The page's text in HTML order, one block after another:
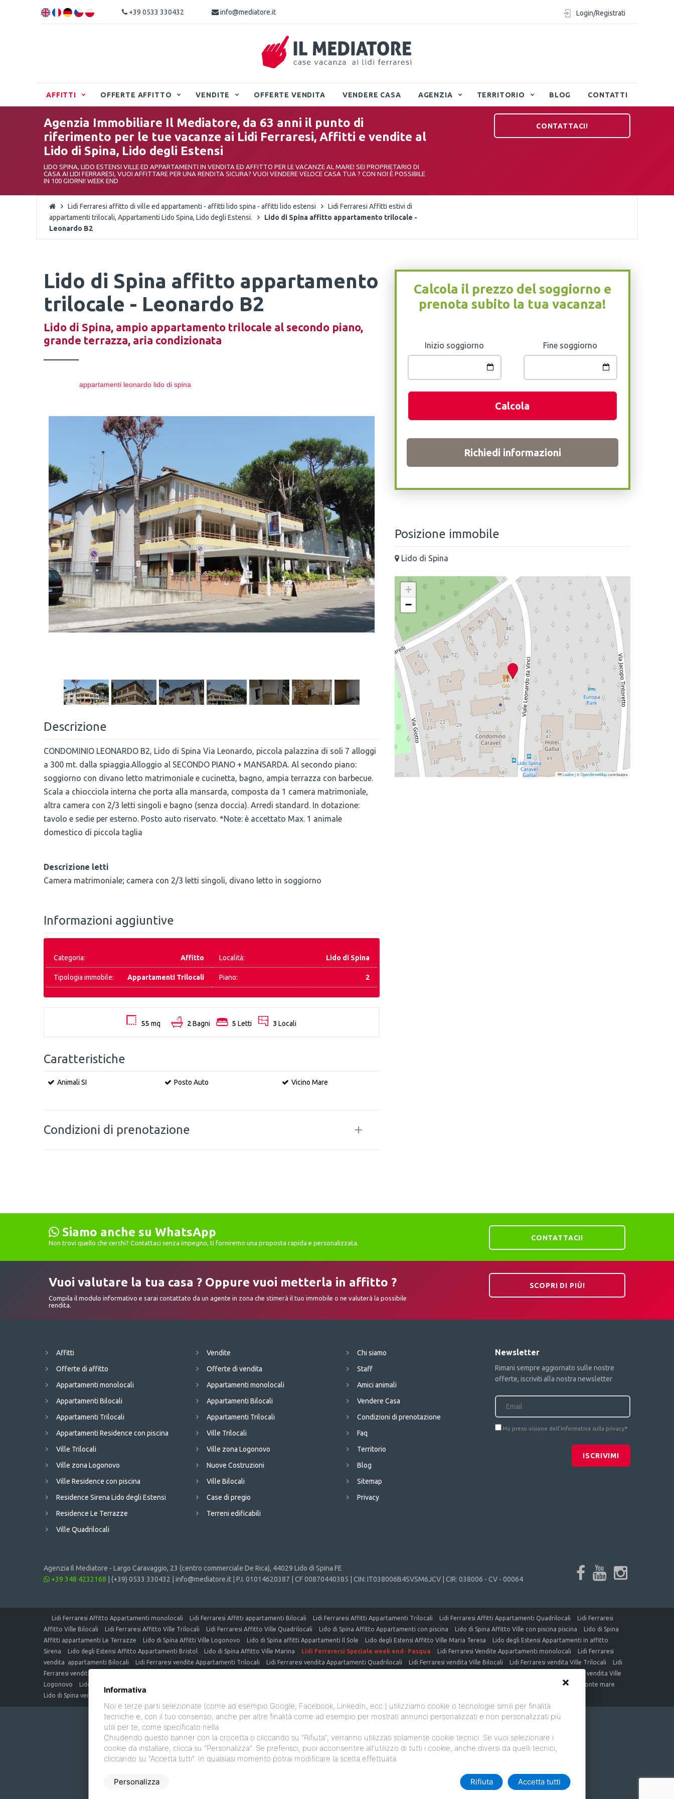
+39 0533 330432 info@mediatore.it Login/Registrati
AFFITTI OFFERTE AFFITTO VENDITE OFFERTE VENDITA VENDERE CASA AGENZIA TERRITORIO BLOG CONTATTI
Agenzia Immobiliare Il Mediatore, da 63 anni il punto di
riferimento per le tue vacanze ai Lidi Ferraresi, Affitti e vendite al
Lido di Spina, Lido degli Estensi
LIDO SPINA, LIDO ESTENSI VILLE ED APPARTAMENTI IN VENDITA ED AFFITTO PER LE VACANZE AL MARE! SEI PROPRIETARIO DI
CASA AI LIDI FERRARESI, VUOI AFFITTARE PER UNA RENDITA SICURA? VUOI VENDERE VELOCE CASA TUA ? CON NOI È POSSIBILE
IN 100 GIORNI! WEEK END
CONTATTACI!
Lidi Ferraresi affitto di ville ed appartamenti - affitti lido spina - affitti lido estensi
Lidi Ferraresi Affitti estivi di
appartamenti trilocali, Appartamenti Lido Spina, Lido degli Estensi.
Lido di Spina affitto appartamento trilocale -
Leonardo B2
Lido di Spina affitto appartamento
trilocale - Leonardo B2
Lido di Spina, ampio appartamento trilocale al secondo piano,
grande terrazza, aria condizionata
appartamenti leonardo lido di spina
Descrizione
CONDOMINIO LEONARDO B2, Lido di Spina Via Leonardo, piccola palazzina di soli 7 alloggi
a 300 mt. dalla spiaggia.Alloggio al SECONDO PIANO + MANSARDA. Al secondo piano:
soggiorno con divano letto matrimoniale e cucinetta, bagno, ampia terrazza con barbecue.
Scala a chiocciola interna che porta alla mansarda, composta da 1 camera matrimoniale,
altra camera con 2/3 letti singoli e bagno (senza doccia). Arredi standard. In dotazione:
tavolo e sedie per esterno. Posto auto riservato. *Note: è accettato Max. 1 animale
domestico di piccola taglia
Descrizione letti
Camera matrimoniale; camera con 2/3 letti singoli, divano letto in soggiorno
Informazioni aggiuntive
Categoria: Affitto Località: Lido di Spina
Tipologia immobile: Appartamenti Trilocali Piano: 2
55 mq 2Bagni 5 Letti 3 Locali
Caratteristiche
Animali SI Posto Auto Vicino Mare
Condizioni di prenotazione
Calcola il prezzo del soggiorno e
prenota subito la tua vacanza!
Inizio soggiorno Fine soggiorno
Calcola
Richiedi informazioni
Posizione immobile
Lido di Spina
+
−
Leaflet|©OpenStreetMapcontributors
Siamo anche su WhatsApp
Non trovi quello che cerchi? Contattaci senza impegno, ti forniremo una proposta rapida e personalizzata.
CONTATTACI!
Vuoi valutare la tua casa ? Oppure vuoi metterla in affitto ?
Compila il modulo informativo e sarai contattato da un agente in zona che stimerà il tuo immobile o ne valuterà la possibile
rendita.
SCOPRI DI PIÙ!
Affitti
Offerte di affitto
Appartamenti monolocali
Appartamenti Bilocali
Appartamenti Trilocali
Appartamenti Residence con piscina
Ville Trilocali
Ville zona Logonovo
Ville Residence con piscina
Residence Sirena Lido degli Estensi
Residence Le Terrazze
Ville Quadrilocali
Vendite
Offerte di vendita
Appartamenti monolocali
Appartamenti Bilocali
Appartamenti Trilocali
Ville Trilocali
Ville zona Logonovo
Nuove Costruzioni
Ville Bilocali
Case di pregio
Terreni edificabili
Chi siamo
Staff
Amici animali
Vendere Casa
Condizioni di prenotazione
Faq
Territorio
Blog
Sitemap
Privacy
Newsletter
Rimani sempre aggiornato sulle nostre
offerte, iscriviti alla nostra newsletter
Ho preso visione dell'informativa sulla privacy*
ISCRIVIMI
Agenzia Il Mediatore - Largo Caravaggio, 23 (centro commerciale De Rica), 44029 Lido di Spina FE
+39 348 4232168
(+39) 0533 330432 info@mediatore.it | P.I. 01014620387 | CF 00870440385 | CIN: IT038006B4SVSM6JCV | CIR: 038006 - CV - 00064
Lidi Ferraresi Affitto Appartamenti monolocali Lidi Ferraresi Affitti appartamenti Bilocali Lidi Ferraresi Affitti Appartamenti Trilocali Lidi Ferraresi Affitti Appartamenti Quadrilocali
Lidi Ferraresi
Affitto Ville Bilocali
Lidi Ferraresi Affitto Ville Trilocali Lidi Ferraresi Affitto Ville Quadrilocali Lido di Spina Affitto Appartamenti con piscina Lido di Spina Affitto Ville con piscina piscina
Lido di Spina
Affitti appartamenti Le Terrazze
Lido di Spina Affitti Ville Logonovo Lido di Spina affitti Appartamenti Il Sole Lido degli Estensi Affitto Ville Maria Teresa
Lido degli Estensi Appartamenti in affitto
Sirena
Lido degli Estensi Affitto Appartamenti Bristol Lido di Spina Affitto Ville Marina Lidi Ferrarersi Speciale week end- Pasqua Lidi Ferraresi Vendite Appartamenti monolocali
Lidi Ferraresi
vendita appartamenti Bilocali
Lidi Ferraresi vendite Appartamenti Trilocali Lidi Ferraresi vendita Appartamenti Quadrilocali Lidi Ferraresi vendita Ville Bilocali Lidi Ferraresi vendita Ville Trilocali
Lidi
Ferraresi vendita Ville Quadrilocali
Lido di Spina vendita Ville
Logonovo
Lido di Spina vendita Appartamenti Il Sole
Lido degli Estensi vendita Appartamenti fronte mare
Lido di Spina vendita ville vicino al mare
Informativa
Noi e terze parti selezionate (come ad esempio Google, Facebook, LinkedIn, ecc.) utilizziamo cookie o tecnologie simili per finalità
tecniche e, con il tuo consenso, anche per altre finalità come ad esempio per mostrati annunci personalizzati e non personalizzati più
utili per te, come specificato nella
.
Chiudendo questo banner con la crocetta o cliccando su "Rifiuta", verranno utilizzati solamente cookie tecnici. Se vuoi selezionare i
cookie da installare, clicca su "Personalizza". Se preferisci, puoi acconsentire all'utilizzo di tutti i cookie, anche diversi da quelli tecnici,
cliccando su "Accetta tutti". In qualsiasi momento potrai modificare la scelta effettuata.
Personalizza Rifiuta Accetta tutti